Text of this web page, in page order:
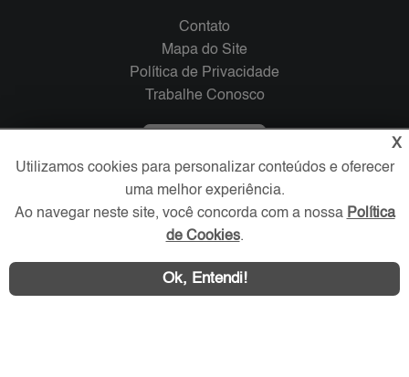
Contato
Mapa do Site
Política de Privacidade
Trabalhe Conosco
Redes Sociais
X
Utilizamos cookies para personalizar conteúdos e oferecer
uma melhor experiência.
Ao navegar neste site, você concorda com a nossa Política
de Cookies.
Ok, Entendi!